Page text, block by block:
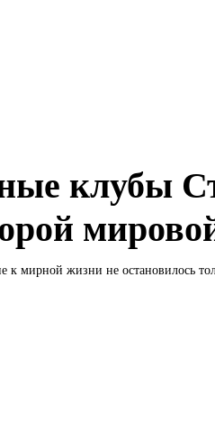
клубы
к мирной жизни не остановилось